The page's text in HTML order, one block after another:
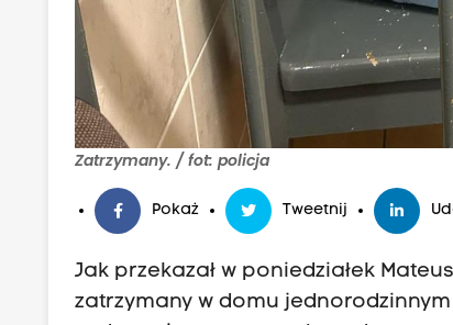
Zatrzymany. / fot: policja
Pokaż Tweetnij
Jak przekazał w poniedziałek
zatrzymany w domu